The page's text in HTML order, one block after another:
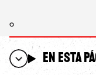
En esta